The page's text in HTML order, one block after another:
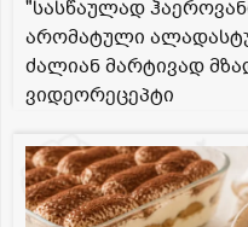
"სასწაულად
არომატული
ძალიან მარტივად
ვიდეორეცეპტი